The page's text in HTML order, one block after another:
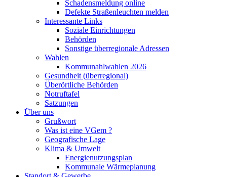
Schadensmeldung online
Defekte Straßenleuchten melden
Interessante Links
Soziale Einrichtungen
Behörden
Sonstige überregionale Adressen
Wahlen
Kommunahlwahlen 2026
Gesundheit (überregional)
Überörtliche Behörden
Notruftafel
Satzungen
Über uns
Grußwort
Was ist eine VGem ?
Geografische Lage
Klima & Umwelt
Energienutzungsplan
Kommunale Wärmeplanung